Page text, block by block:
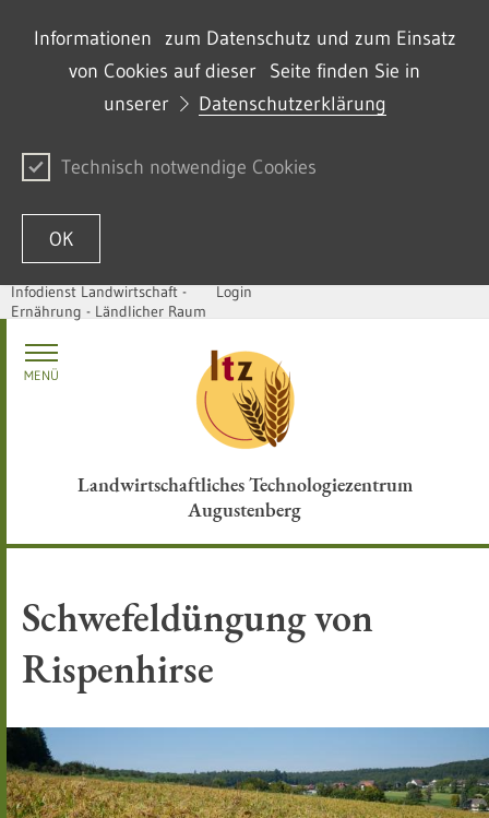
Informationen zum Datenschutz und zum Einsatz
von Cookies auf dieser Seite finden Sie in
unserer
Datenschutzerklärung
Technisch notwendige Cookies
OK
Zum Inhalt springen
Infodienst Landwirtschaft -
Ernährung - Ländlicher Raum
Login
Landwirtschaftliches Technologiezentrum
Augustenberg
MENÜ
Schwefeldüngung von
Rispenhirse